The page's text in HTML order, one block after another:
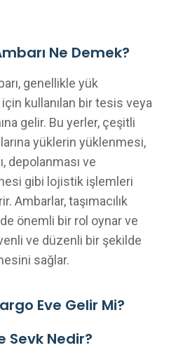
Ne Demek?
genellikle yük
için kullanılan bir tesis veya
gelir. Bu yerler, çeşitli
yüklerin yüklenmesi,
depolanması ve
gibi lojistik işlemleri
Ambarlar, taşımacılık
önemli bir rol oynar ve
ve düzenli bir şekilde
sağlar.
Eve Gelir Mi?
Sevk Nedir?